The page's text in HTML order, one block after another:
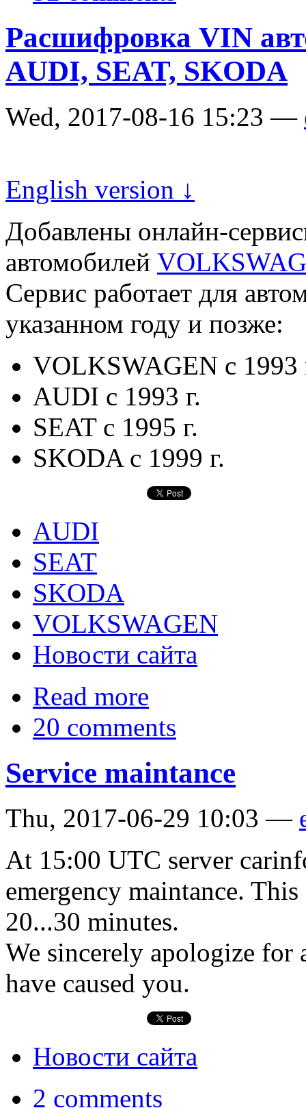
Расшифровка VIN
AUDI, SEAT, SKODA
Wed, 2017-08-16 15:23 —
English version ↓
Добавлены онлайн-
автомобилей
Сервис работает для
указанном году и позже:
VOLKSWAGEN с 1993
AUDI с 1993 г.
SEAT с 1995 г.
SKODA с 1999 г.
AUDI
SEAT
SKODA
VOLKSWAGEN
Новости сайта
Read more
20 comments
Service maintance
Thu, 2017-06-29 10:03 —
At 15:00 UTC server
emergency maintance.
20...30 minutes.
We sincerely apologize for
have caused you.
Новости сайта
2 comments